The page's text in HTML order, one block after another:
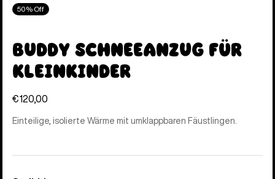
50% Off
Buddy Schneeanzug für
Kleinkinder
€120,00
Einteilige, isolierte Wärme mit umklappbaren Fäustlingen.